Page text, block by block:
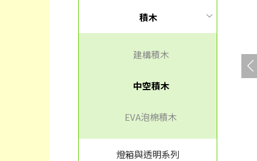
積木
建構積木
中空積木
EVA泡棉積木
燈箱與透明系列